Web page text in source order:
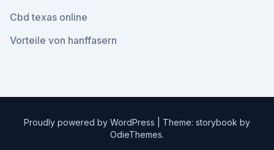
Cbd texas online
Vorteile von hanffasern
Proudly powered by WordPress
Theme: storybook by
OdieThemes.